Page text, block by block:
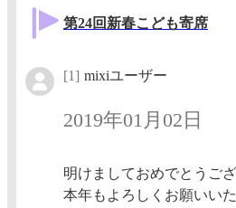
第24回新春こども寄席
[1] mixiユーザー
2019年01月02日
明けましておめでとうござ
本年もよろしくお願いいた